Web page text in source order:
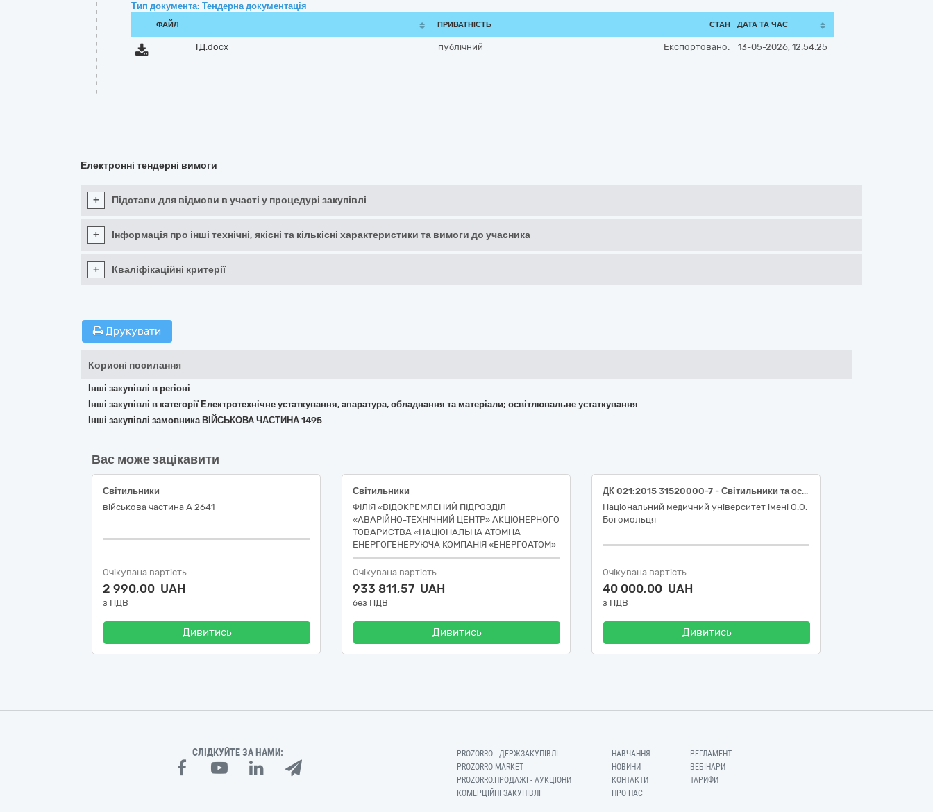
Тип документа: Тендерна документація
ФАЙЛ ПРИВАТНІСТЬ СТАН ДАТА ТА ЧАС
ТД.docx публічний Експортовано: 13-05-2026, 12:54:25
Електронні тендерні вимоги
+ Підстави для відмови в участі у процедурі закупівлі
+ Інформація про інші технічні, якісні та кількісні характеристики та вимоги до учасника
+ Кваліфікаційні критерії
Друкувати
Корисні посилання
Інші закупівлі в регіоні
Інші закупівлі в категорії Електротехнічне устаткування, апаратура, обладнання та матеріали; освітлювальне устаткування
Інші закупівлі замовника ВІЙСЬКОВА ЧАСТИНА 1495
Вас може зацікавити
Світильники
військова частина А 2641
Очікувана вартість
2 990,00 UAH
з ПДВ
Дивитись
Світильники
ФІЛІЯ «ВІДОКРЕМЛЕНИЙ ПІДРОЗДІЛ
«АВАРІЙНО-ТЕХНІЧНИЙ ЦЕНТР» АКЦІОНЕРНОГО
ТОВАРИСТВА «НАЦІОНАЛЬНА АТОМНА
ЕНЕРГОГЕНЕРУЮЧА КОМПАНІЯ «ЕНЕРГОАТОМ»
Очікувана вартість
933 811,57 UAH
без ПДВ
Дивитись
ДК 021:2015 31520000-7 - Світильники та освітлювальна арматура (Ліхтарик)
Національний медичний університет імені О.О.
Богомольця
Очікувана вартість
40 000,00 UAH
з ПДВ
Дивитись
СЛІДКУЙТЕ ЗА НАМИ:
PROZORRO - ДЕРЖЗАКУПІВЛІ
PROZORRO MARKET
PROZORRO.ПРОДАЖІ - АУКЦІОНИ
КОМЕРЦІЙНІ ЗАКУПІВЛІ
НАВЧАННЯ
НОВИНИ
КОНТАКТИ
ПРО НАС
РЕГЛАМЕНТ
ВЕБІНАРИ
ТАРИФИ